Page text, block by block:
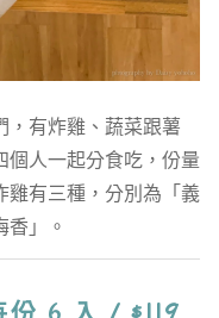
，有炸雞、蔬菜跟薯
人一起分食吃，份量
雞有三種，分別為「義
」。